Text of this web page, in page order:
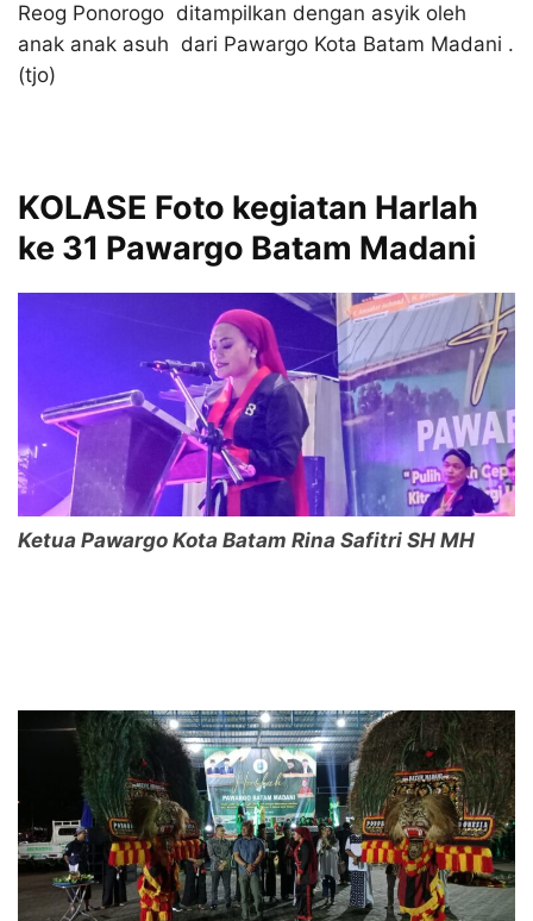
Reog Ponorogo ditampilkan dengan asyik oleh
anak anak asuh dari Pawargo Kota Batam Madani .
(tjo)
KOLASE Foto kegiatan Harlah
ke 31 Pawargo Batam Madani
Ketua Pawargo Kota Batam Rina Safitri SH MH